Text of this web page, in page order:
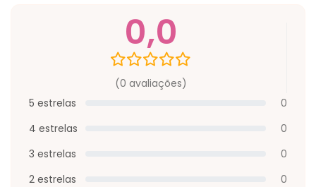
0,0
(0 avaliações)
5 estrelas
0
4 estrelas
0
3 estrelas
0
2 estrelas
0